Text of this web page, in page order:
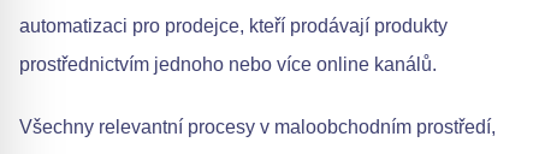
automatizaci pro prodejce, kteří prodávají produkty
prostřednictvím jednoho nebo více online kanálů.
Všechny relevantní procesy v maloobchodním prostředí,